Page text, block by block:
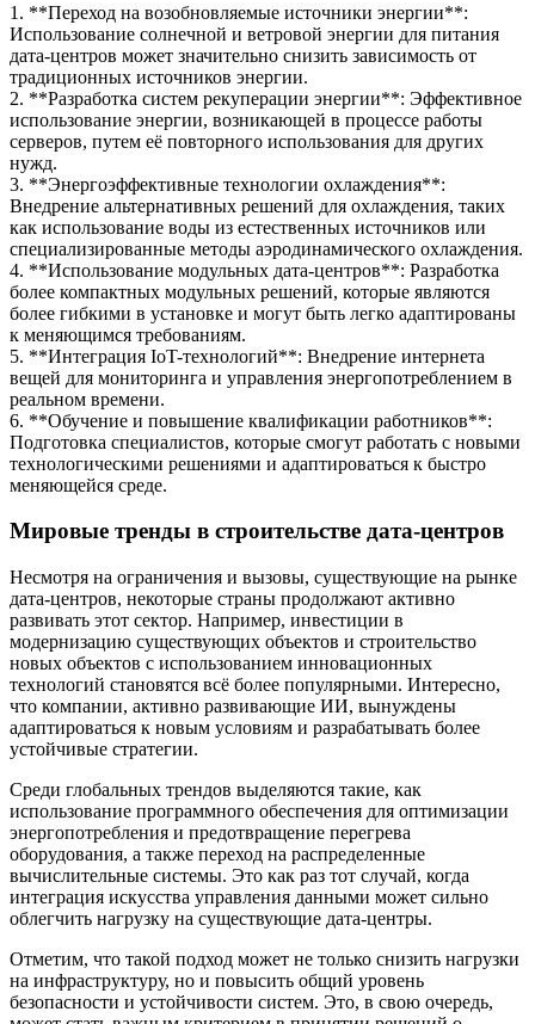
1. **Переход на возобновляемые источники энергии**:
Использование солнечной и ветровой энергии для питания
дата-центров может значительно снизить зависимость от
традиционных источников энергии.
2. **Разработка систем рекуперации энергии**: Эффективное
использование энергии, возникающей в процессе работы
серверов, путем её повторного использования для других
нужд.
3. **Энергоэффективные технологии охлаждения**:
Внедрение альтернативных решений для охлаждения, таких
как использование воды из естественных источников или
специализированные методы аэродинамического охлаждения.
4. **Использование модульных дата-центров**: Разработка
более компактных модульных решений, которые являются
более гибкими в установке и могут быть легко адаптированы
к меняющимся требованиям.
5. **Интеграция IoT-технологий**: Внедрение интернета
вещей для мониторинга и управления энергопотреблением в
реальном времени.
6. **Обучение и повышение квалификации работников**:
Подготовка специалистов, которые смогут работать с новыми
технологическими решениями и адаптироваться к быстро
меняющейся среде.
Мировые тренды в строительстве дата-центров
Несмотря на ограничения и вызовы, существующие на рынке
дата-центров, некоторые страны продолжают активно
развивать этот сектор. Например, инвестиции в
модернизацию существующих объектов и строительство
новых объектов с использованием инновационных
технологий становятся всё более популярными. Интересно,
что компании, активно развивающие ИИ, вынуждены
адаптироваться к новым условиям и разрабатывать более
устойчивые стратегии.
Среди глобальных трендов выделяются такие, как
использование программного обеспечения для оптимизации
энергопотребления и предотвращение перегрева
оборудования, а также переход на распределенные
вычислительные системы. Это как раз тот случай, когда
интеграция искусства управления данными может сильно
облегчить нагрузку на существующие дата-центры.
Отметим, что такой подход может не только снизить нагрузки
на инфраструктуру, но и повысить общий уровень
безопасности и устойчивости систем. Это, в свою очередь,